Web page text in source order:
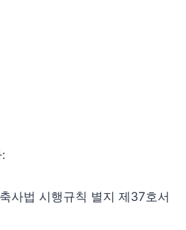
사법 시행규칙 별지 제37호서